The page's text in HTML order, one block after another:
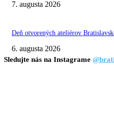
7. augusta 2026
Deň otvorených ateliérov
6. augusta 2026
Sledujte nás na Instagrame